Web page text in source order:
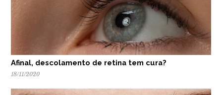
Afinal, descolamento de retina tem cura?
18/11/2020